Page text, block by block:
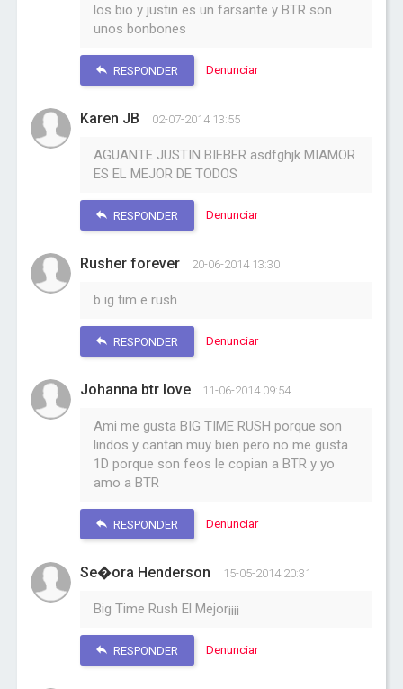
los bio y justin es un farsante y BTR son
unos bonbones
RESPONDER Denunciar
Karen JB 02-07-2014 13:55
AGUANTE JUSTIN BIEBER asdfghjk MIAMOR
ES EL MEJOR DE TODOS
RESPONDER Denunciar
Rusher forever 20-06-2014 13:30
b ig tim e rush
RESPONDER Denunciar
Johanna btr love 11-06-2014 09:54
Ami me gusta BIG TIME RUSH porque son
lindos y cantan muy bien pero no me gusta
1D porque son feos le copian a BTR y yo
amo a BTR
RESPONDER Denunciar
Se�ora Henderson 15-05-2014 20:31
Big Time Rush El Mejor¡¡¡¡
RESPONDER Denunciar